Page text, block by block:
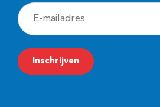
E
-
m
a
Inschrijven